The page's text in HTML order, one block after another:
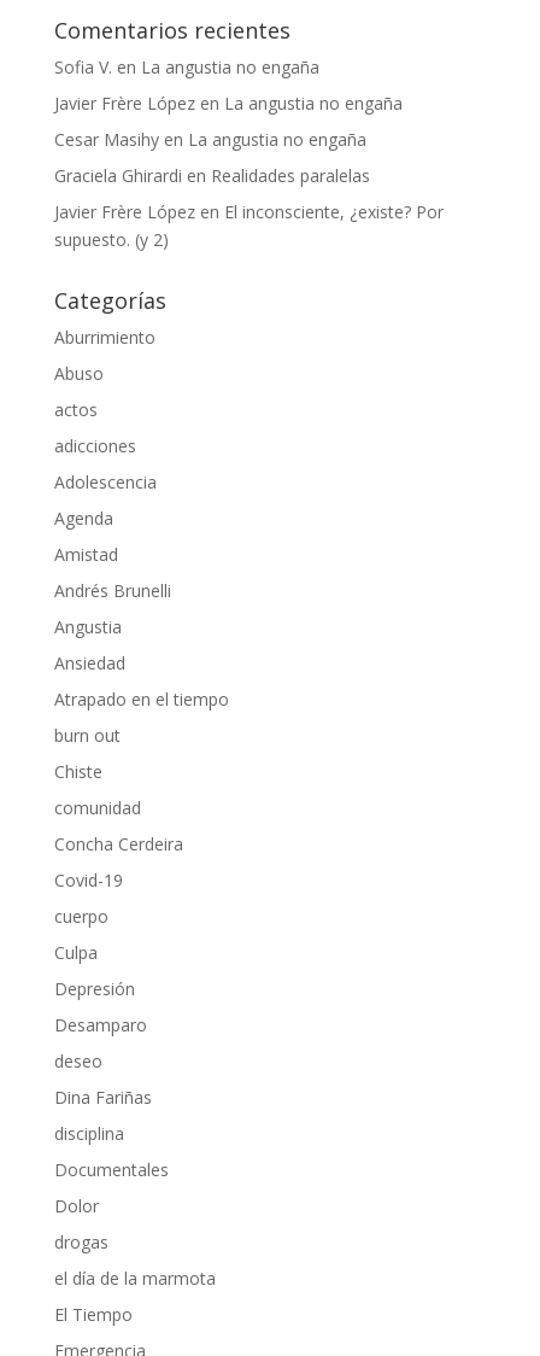
Comentarios recientes
Sofia V. en La angustia no engaña
Javier Frère Lópezen La angustia no engaña
Cesar Masihyen La angustia no engaña
Graciela Ghirardi en Realidades paralelas
Javier Frère Lópezen El inconsciente, ¿existe? Por
supuesto. (y 2)
Categorías
Aburrimiento
Abuso
actos
adicciones
Adolescencia
Agenda
Amistad
Andrés Brunelli
Angustia
Ansiedad
Atrapado en el tiempo
burn out
Chiste
comunidad
Concha Cerdeira
Covid-19
cuerpo
Culpa
Depresión
Desamparo
deseo
Dina Fariñas
disciplina
Documentales
Dolor
drogas
el día de la marmota
El Tiempo
Emergencia